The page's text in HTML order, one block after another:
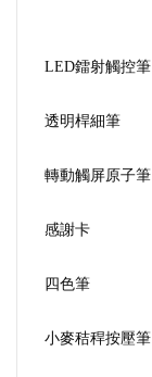
LED鐳射觸控筆
透明桿細筆
轉動觸屏原子筆
感謝卡
四色筆
小麥秸稈按壓筆